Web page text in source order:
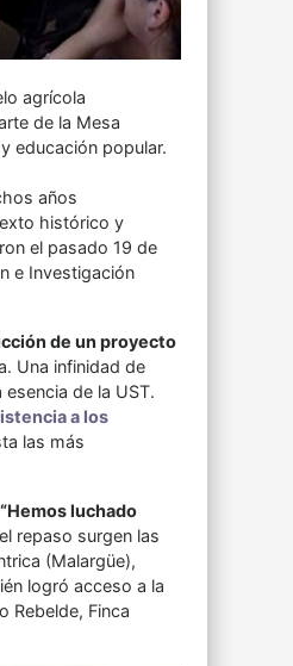
agrícola
de la Mesa
educación popular.
años
histórico y
el pasado 19 de
e Investigación
de un proyecto
Una infinidad de
de la UST.
a los
las más
“Hemos luchado
repaso surgen las
(Malargüe),
logró acceso a la
Rebelde, Finca